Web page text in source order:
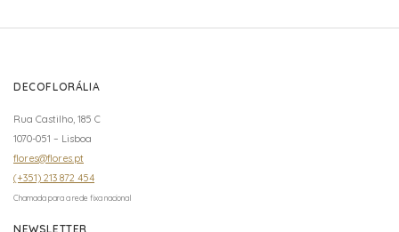
DECOFLORÁLIA
Rua Castilho, 185 C
1070-051 – Lisboa
flores@flores.pt
(+351) 213 872 454
Chamada para a rede fixa nacional
NEWSLETTER